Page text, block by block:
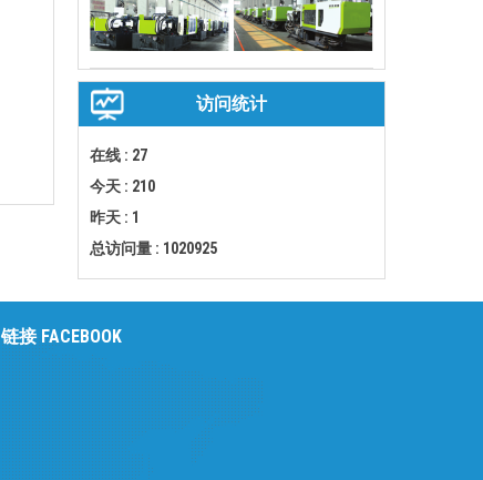
访问统计
在线 : 27
今天 : 210
昨天 : 1
总访问量 : 1020925
链接 FACEBOOK